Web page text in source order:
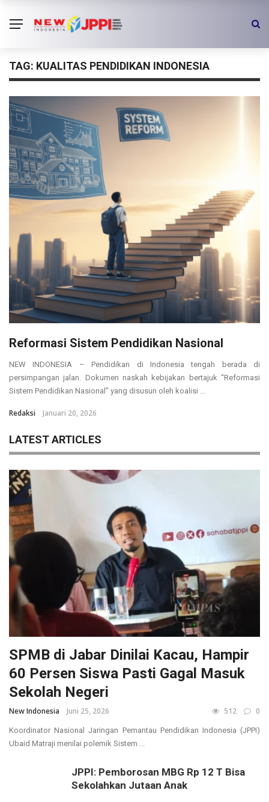
TAG: KUALITAS PENDIDIKAN INDONESIA
Reformasi Sistem Pendidikan Nasional
NEW INDONESIA – Pendidikan di Indonesia tengah berada di
persimpangan jalan. Dokumen naskah kebijakan bertajuk “Reformasi
Sistem Pendidikan Nasional” yang disusun oleh koalisi ...
Redaksi Januari 20, 2026
LATEST ARTICLES
SPMB di Jabar Dinilai Kacau, Hampir
60 Persen Siswa Pasti Gagal Masuk
Sekolah Negeri
New Indonesia Juni 25, 2026 512 0
Koordinator Nasional Jaringan Pemantau Pendidikan Indonesia (JPPI)
Ubaid Matraji menilai polemik Sistem ...
JPPI: Pemborosan MBG Rp 12 T Bisa
Sekolahkan Jutaan Anak